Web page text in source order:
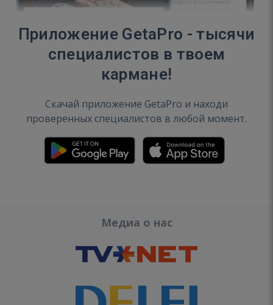
Приложение GetaPro - тысячи
специалистов в твоем
кармане!
Скачай приложение GetaPro и находи
проверенных специалистов в любой момент.
Медиа о нас